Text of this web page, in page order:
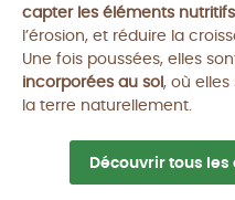
capter les éléments nutritifs
l’érosion, et réduire la
Une fois poussées, elles
incorporées au sol , où
la terre naturellement.
Découvrir tous